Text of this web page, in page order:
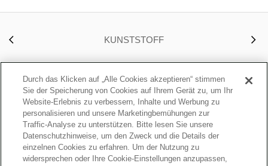
KUNSTSTOFF
Über uns Geschäftsbereiche
Nachhaltigkeit Pressemitteilungen
Durch das Klicken auf „Alle Cookies akzeptieren“ stimmen
Sie der Speicherung von Cookies auf Ihrem Gerät zu, um Ihr
Website-Erlebnis zu verbessern, Inhalte und Werbung zu
personalisieren und unsere Marketingbemühungen zur
Traffic-Analyse zu unterstützen. Bitte lesen Sie unsere
Datenschutzhinweise, um den Zweck und die Details der
einzelnen Cookies zu erfahren. Um der Nutzung zu
widersprechen oder Ihre Cookie-Einstellungen anzupassen,